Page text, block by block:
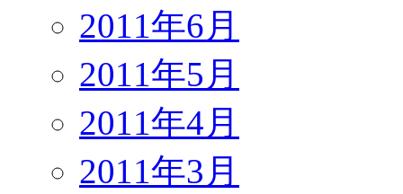
2011年6月
2011年5月
2011年4月
2011年3月